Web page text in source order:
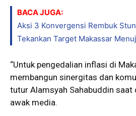
BACA JUGA:
Aksi 3 Konvergensi Rembuk
Tekankan Target Makassar
“Untuk pengedalian inflasi di
membangun sinergitas dan
tutur Alamsyah Sahabuddin
awak media.